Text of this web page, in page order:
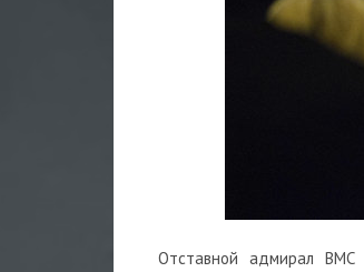
Отставной адмирал